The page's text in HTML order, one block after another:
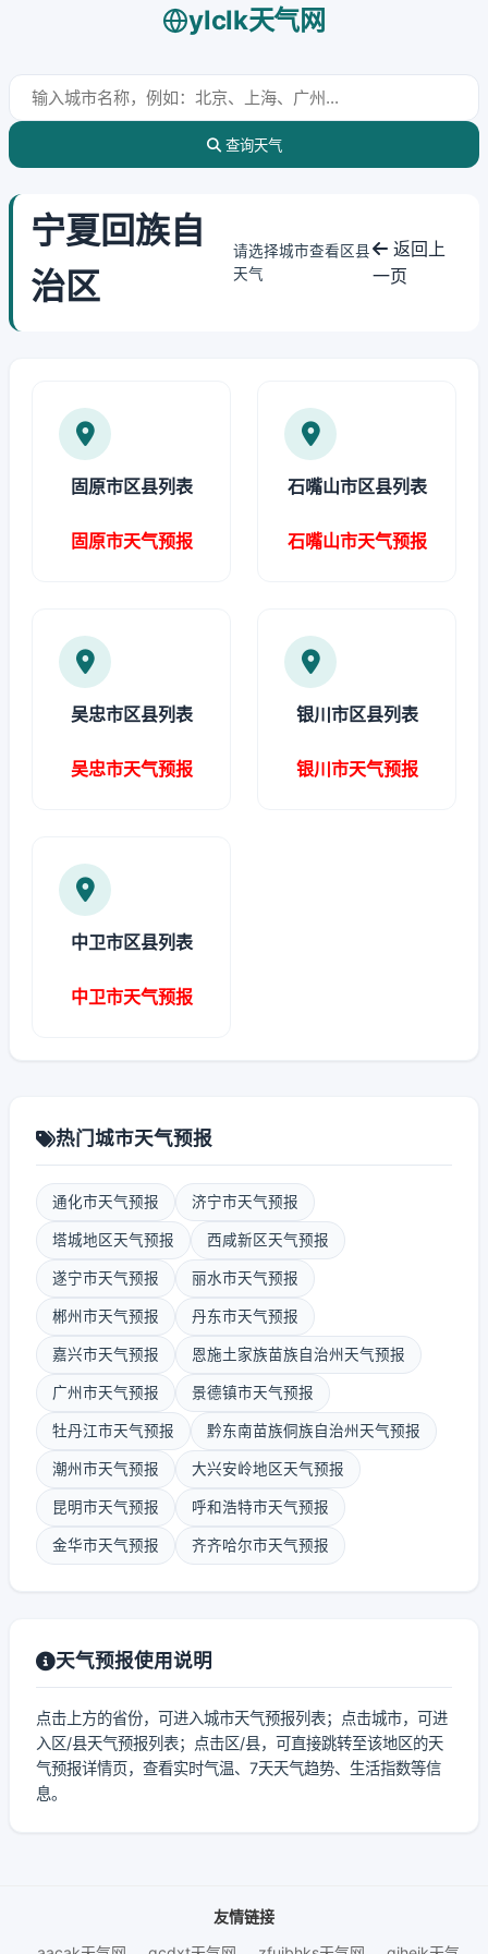
ylclk天气网
查询天气
宁夏回族自
治区
请选择城市查看区县
天气
返回上
一页
固原市区县列表
固原市天气预报
石嘴山市区县列表
石嘴山市天气预报
吴忠市区县列表
吴忠市天气预报
银川市区县列表
银川市天气预报
中卫市区县列表
中卫市天气预报
热门城市天气预报
通化市天气预报 济宁市天气预报
塔城地区天气预报 西咸新区天气预报
遂宁市天气预报 丽水市天气预报
郴州市天气预报 丹东市天气预报
嘉兴市天气预报 恩施土家族苗族自治州天气预报
广州市天气预报 景德镇市天气预报
牡丹江市天气预报 黔东南苗族侗族自治州天气预报
潮州市天气预报 大兴安岭地区天气预报
昆明市天气预报 呼和浩特市天气预报
金华市天气预报 齐齐哈尔市天气预报
天气预报使用说明
点击上方的省份，可进入城市天气预报列表；点击城市，可进
入区/县天气预报列表；点击区/县，可直接跳转至该地区的天
气预报详情页，查看实时气温、7天天气趋势、生活指数等信
息。
友情链接